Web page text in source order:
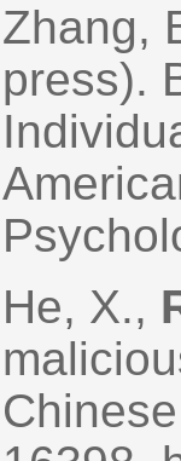
Zhang,
press).
He, X.,